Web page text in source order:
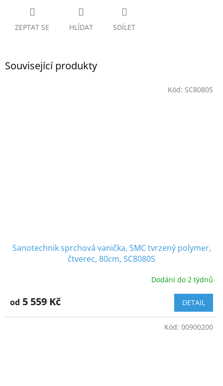
ZEPTAT SE HLÍDAT SDÍLET
Související produkty
Sanotechnik sprchová vanička, SMC tvrzený polymer,
čtverec, 80cm, SC8080S
Dodání do 2 týdnů
od 5 559 Kč DETAIL
Kód: SC8080S
Kód: 00900200